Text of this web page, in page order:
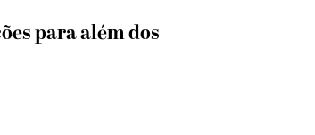
para além dos